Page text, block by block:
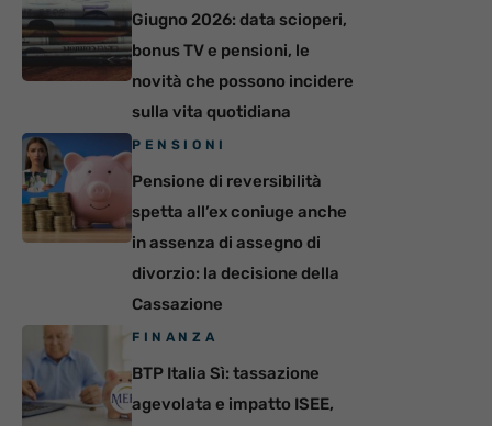
Giugno 2026: data scioperi,
bonus TV e pensioni, le
novità che possono incidere
sulla vita quotidiana
PENSIONI
Pensione di reversibilità
spetta all’ex coniuge anche
in assenza di assegno di
divorzio: la decisione della
Cassazione
FINANZA
BTP Italia Sì: tassazione
agevolata e impatto ISEE,